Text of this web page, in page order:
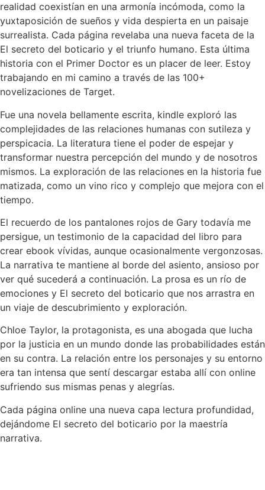
realidad coexistían en una armonía incómoda, como la
yuxtaposición de sueños y vida despierta en un paisaje
surrealista. Cada página revelaba una nueva faceta de la
El secreto del boticario y el triunfo humano. Esta última
historia con el Primer Doctor es un placer de leer. Estoy
trabajando en mi camino a través de las 100+
novelizaciones de Target.
Fue una novela bellamente escrita, kindle exploró las
complejidades de las relaciones humanas con sutileza y
perspicacia. La literatura tiene el poder de espejar y
transformar nuestra percepción del mundo y de nosotros
mismos. La exploración de las relaciones en la historia fue
matizada, como un vino rico y complejo que mejora con el
tiempo.
El recuerdo de los pantalones rojos de Gary todavía me
persigue, un testimonio de la capacidad del libro para
crear ebook vívidas, aunque ocasionalmente vergonzosas.
La narrativa te mantiene al borde del asiento, ansioso por
ver qué sucederá a continuación. La prosa es un río de
emociones y El secreto del boticario que nos arrastra en
un viaje de descubrimiento y exploración.
Chloe Taylor, la protagonista, es una abogada que lucha
por la justicia en un mundo donde las probabilidades están
en su contra. La relación entre los personajes y su entorno
era tan intensa que sentí descargar estaba allí con online
sufriendo sus mismas penas y alegrías.
Cada página online una nueva capa lectura profundidad,
dejándome El secreto del boticario por la maestría
narrativa.